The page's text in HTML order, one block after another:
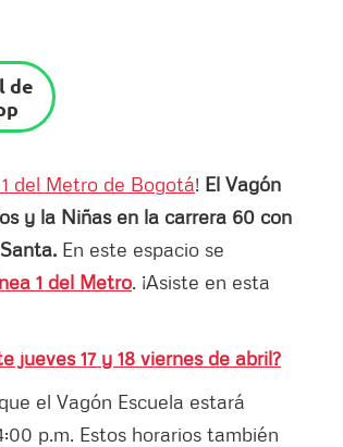
de
del Metro de Bogotá! El Vagón
y la Niñas en la carrera 60 con
En este espacio se
1 del Metro. ¡Asiste en esta
jueves 17 y 18 viernes de abril?
que el Vagón Escuela estará
p.m. Estos horarios también